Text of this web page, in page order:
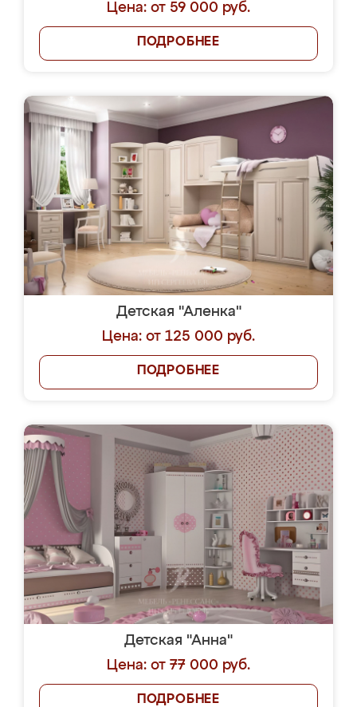
Цена: от 59 000 руб.
ПОДРОБНЕЕ
Детская "Аленка"
Цена: от 125 000 руб.
ПОДРОБНЕЕ
Детская "Анна"
Цена: от 77 000 руб.
ПОДРОБНЕЕ